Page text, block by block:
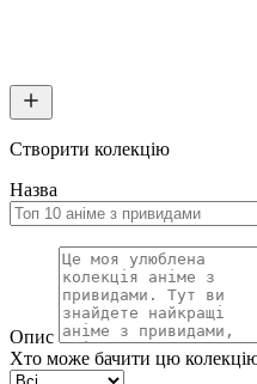
Створити колекцію
Назва
Опис
Хто може бачити цю